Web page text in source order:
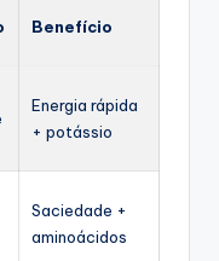
Benefício
Energia rápida
+ potássio
Saciedade +
aminoácidos